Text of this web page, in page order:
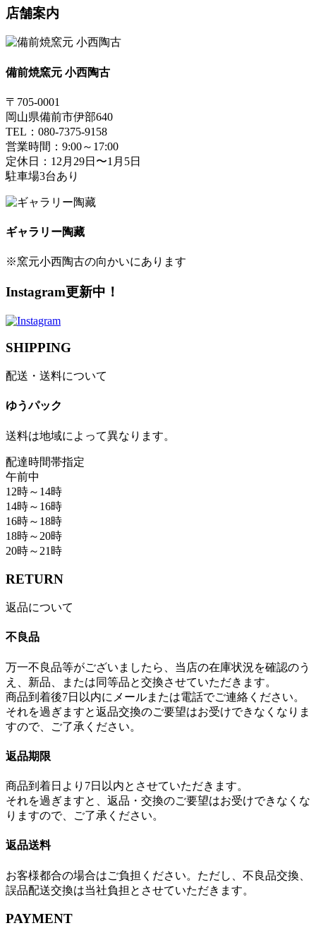
店舗案内
備前焼窯元 小西陶古
〒705-0001
岡山県備前市伊部640
TEL：080-7375-9158
営業時間：9:00～17:00
定休日：12月29日〜1月5日
駐車場3台あり
ギャラリー陶藏
※窯元小西陶古の向かいにあります
Instagram更新中！
SHIPPING
配送・送料について
ゆうパック
送料は地域によって異なります。
配達時間帯指定
午前中
12時～14時
14時～16時
16時～18時
18時～20時
20時～21時
RETURN
返品について
不良品
万一不良品等がございましたら、当店の在庫状況を確認のう
え、新品、または同等品と交換させていただきます。
商品到着後7日以内にメールまたは電話でご連絡ください。
それを過ぎますと返品交換のご要望はお受けできなくなりま
すので、ご了承ください。
返品期限
商品到着日より7日以内とさせていただきます。
それを過ぎますと、返品・交換のご要望はお受けできなくな
りますので、ご了承ください。
返品送料
お客様都合の場合はご負担ください。ただし、不良品交換、
誤品配送交換は当社負担とさせていただきます。
PAYMENT